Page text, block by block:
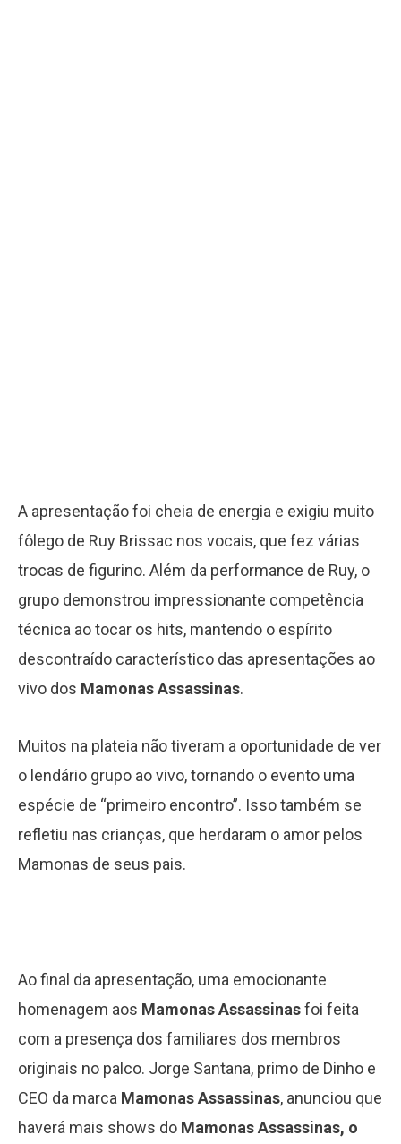
A apresentação foi cheia de energia e exigiu muito
fôlego de Ruy Brissac nos vocais, que fez várias
trocas de figurino. Além da performance de Ruy, o
grupo demonstrou impressionante competência
técnica ao tocar os hits, mantendo o espírito
descontraído característico das apresentações ao
vivo dos Mamonas Assassinas.
Muitos na plateia não tiveram a oportunidade de ver
o lendário grupo ao vivo, tornando o evento uma
espécie de “primeiro encontro”. Isso também se
refletiu nas crianças, que herdaram o amor pelos
Mamonas de seus pais.
Ao final da apresentação, uma emocionante
homenagem aos Mamonas Assassinasfoi feita
com a presença dos familiares dos membros
originais no palco. Jorge Santana, primo de Dinho e
CEO da marca Mamonas Assassinas, anunciou que
haverá mais shows do Mamonas Assassinas, o